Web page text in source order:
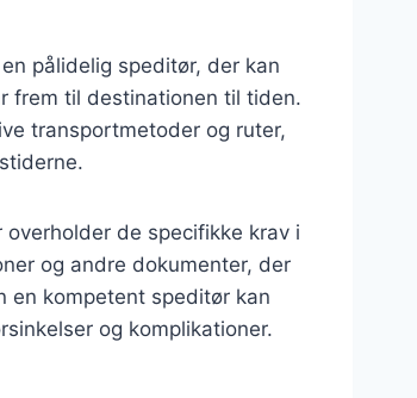
pålidelig speditør, der kan
frem til destinationen til tiden.
transportmetoder og ruter,
de specifikke krav i
og andre dokumenter, der
en kompetent speditør kan
og komplikationer.